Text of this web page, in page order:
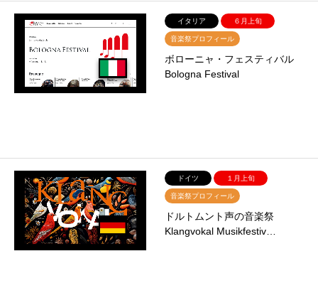
イタリア ６月上旬
音楽祭プロフィール
ボローニャ・フェスティバル
Bologna Festival
ドイツ １月上旬
音楽祭プロフィール
ドルトムント声の音楽祭
Klangvokal Musikfestiv…